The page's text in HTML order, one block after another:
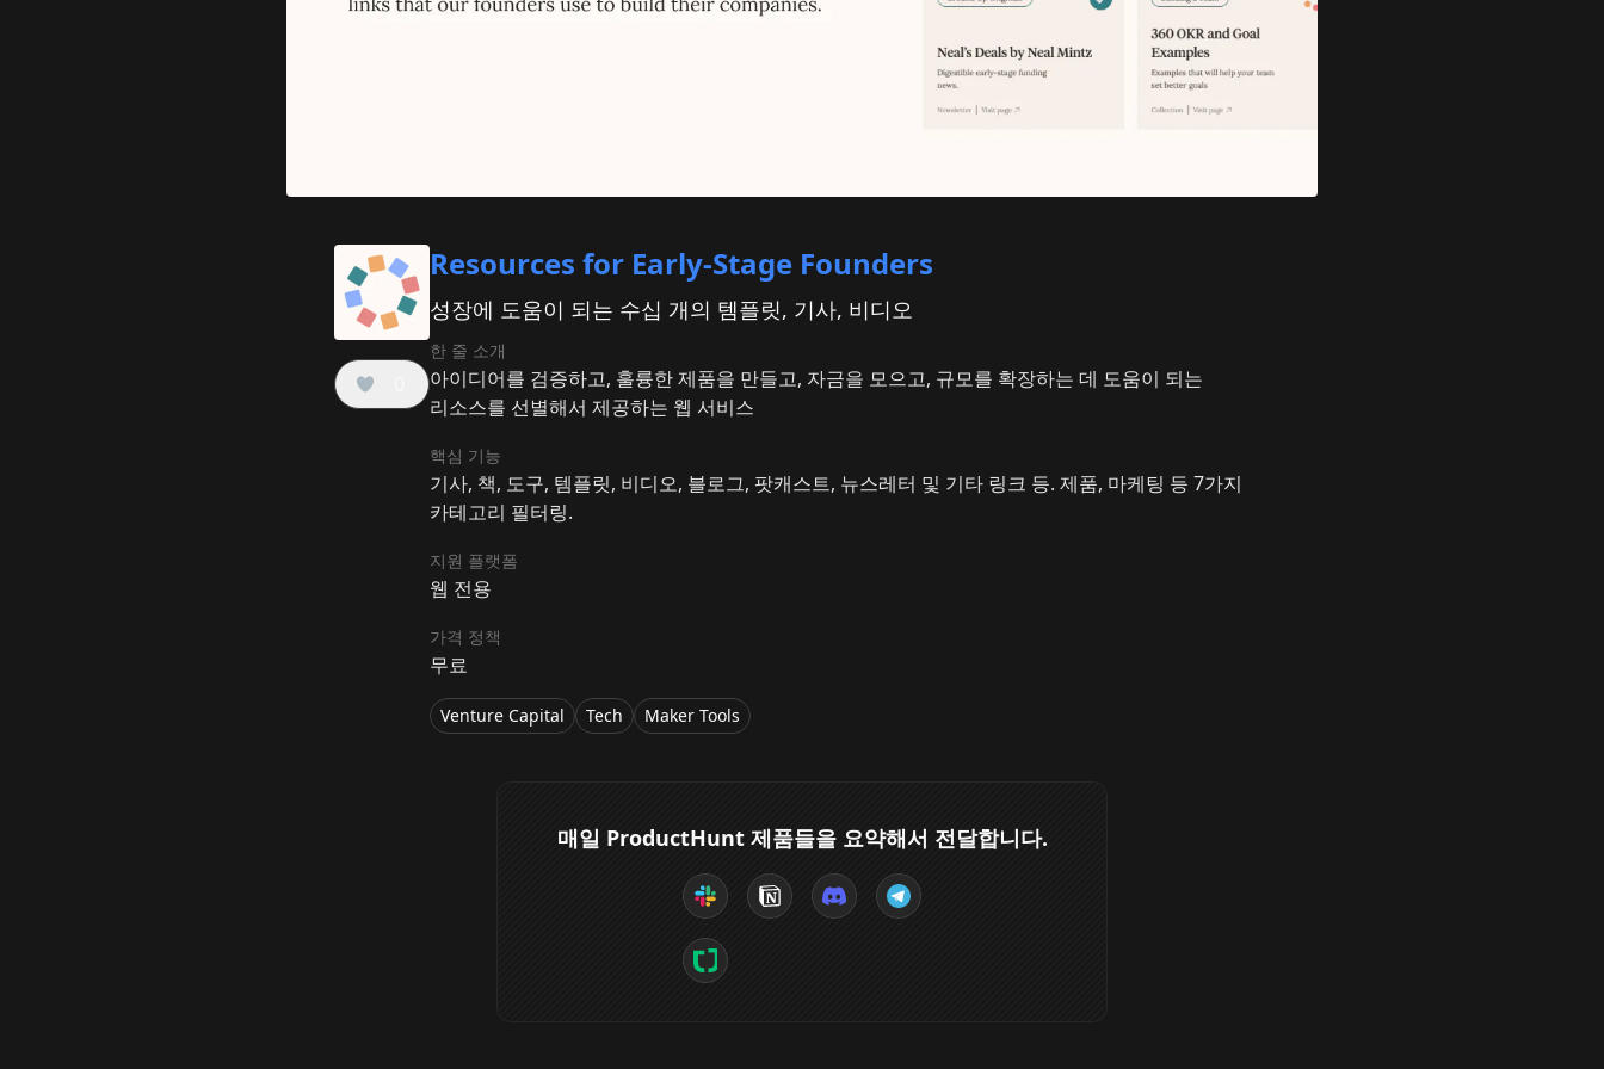
Resources for Early-Stage Founders
성장에 도움이 되는 수십 개의 템플릿, 기사, 비디오
한 줄 소개
아이디어를 검증하고, 훌륭한 제품을 만들고, 자금을 모으고, 규모를 확장하는 데 도움이 되는
리소스를 선별해서 제공하는 웹 서비스
핵심 기능
기사, 책, 도구, 템플릿, 비디오, 블로그, 팟캐스트, 뉴스레터 및 기타 링크 등. 제품, 마케팅 등 7가지
카테고리 필터링.
지원 플랫폼
웹 전용
가격 정책
무료
Venture Capital Tech Maker Tools
매일 ProductHunt 제품들을 요약해서 전달합니다.